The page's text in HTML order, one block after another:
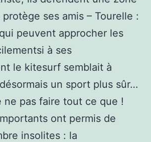
ses amis – Tourelle :
peuvent approcher les
à ses
le kitesurf semblait à
un sport plus sûr…
ne pas faire tout ce que !
ont permis de
insolites : la